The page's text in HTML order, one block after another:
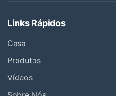
Links Rápidos
Casa
Produtos
Vídeos